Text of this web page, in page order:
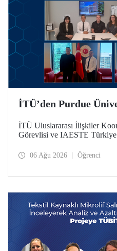
İTÜ’den Purdue
İTÜ Uluslararası İlişkiler
Görevlisi ve IAESTE
Temmuz tarihlerinde ABD’de
06 Ağu 2026 Öğrenci